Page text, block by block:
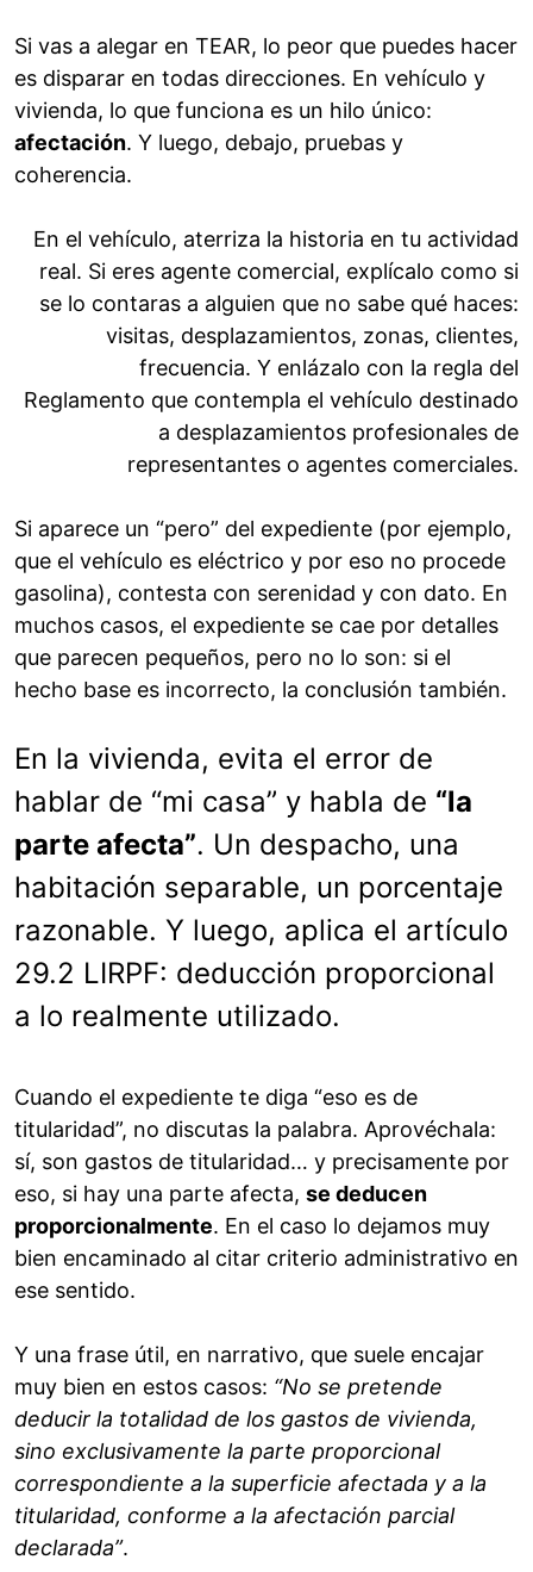
Si vas a alegar en TEAR, lo peor que puedes hacer
es disparar en todas direcciones. En vehículo y
vivienda, lo que funciona es un hilo único:
afectación. Y luego, debajo, pruebas y
coherencia.
En el vehículo, aterriza la historia en tu actividad
real. Si eres agente comercial, explícalo como si
se lo contaras a alguien que no sabe qué haces:
visitas, desplazamientos, zonas, clientes,
frecuencia. Y enlázalo con la regla del
Reglamento que contempla el vehículo destinado
a desplazamientos profesionales de
representantes o agentes comerciales.
Si aparece un “pero” del expediente (por ejemplo,
que el vehículo es eléctrico y por eso no procede
gasolina), contesta con serenidad y con dato. En
muchos casos, el expediente se cae por detalles
que parecen pequeños, pero no lo son: si el
hecho base es incorrecto, la conclusión también.
En la vivienda, evita el error de
hablar de “mi casa” y habla de “la
parte afecta”. Un despacho, una
habitación separable, un porcentaje
razonable. Y luego, aplica el artículo
29.2 LIRPF: deducción proporcional
a lo realmente utilizado.
Cuando el expediente te diga “eso es de
titularidad”, no discutas la palabra. Aprovéchala:
sí, son gastos de titularidad… y precisamente por
eso, si hay una parte afecta, se deducen
proporcionalmente. En el caso lo dejamos muy
bien encaminado al citar criterio administrativo en
ese sentido.
Y una frase útil, en narrativo, que suele encajar
muy bien en estos casos: “No se pretende
deducir la totalidad de los gastos de vivienda,
sino exclusivamente la parte proporcional
correspondiente a la superficie afectada y a la
titularidad, conforme a la afectación parcial
declarada”.